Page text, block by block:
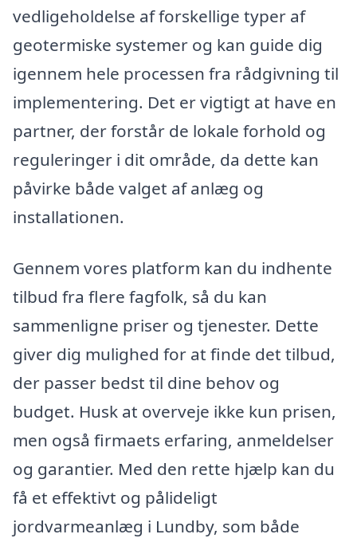
vedligeholdelse af forskellige typer af
geotermiske systemer og kan guide dig
igennem hele processen fra rådgivning til
implementering. Det er vigtigt at have en
partner, der forstår de lokale forhold og
reguleringer i dit område, da dette kan
påvirke både valget af anlæg og
installationen.
Gennem vores platform kan du indhente
tilbud fra flere fagfolk, så du kan
sammenligne priser og tjenester. Dette
giver dig mulighed for at finde det tilbud,
der passer bedst til dine behov og
budget. Husk at overveje ikke kun prisen,
men også firmaets erfaring, anmeldelser
og garantier. Med den rette hjælp kan du
få et effektivt og pålideligt
jordvarmeanlæg i Lundby, som både